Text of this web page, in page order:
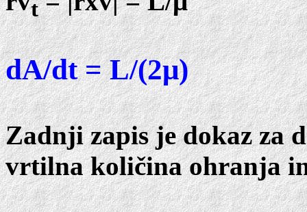
t
dA/dt = L/(2μ)
Zadnji zapis je dokaz za
vrtilna količina ohranja